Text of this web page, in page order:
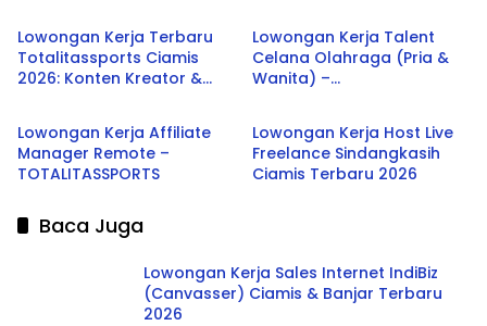
Lowongan Kerja Terbaru
Totalitassports Ciamis
2026: Konten Kreator &
Lowongan Kerja Talent
Celana Olahraga (Pria &
Wanita) –
Ciamis
Lowongan Kerja Affiliate
Manager Remote –
TOTALITASSPORTS
Ciamis
Lowongan Kerja Host Live
Freelance Sindangkasih
Ciamis Terbaru 2026
Baca Juga
Lowongan Kerja Sales Internet IndiBiz
(Canvasser) Ciamis & Banjar Terbaru
2026